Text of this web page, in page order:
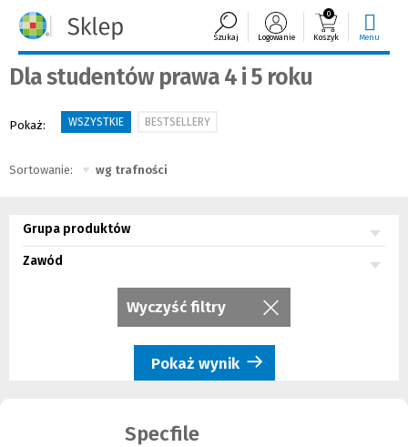
Szukaj Logowanie
0
Koszyk Menu
Dla studentów prawa 4 i 5 roku
Sortowanie:
Pokaż: WSZYSTKIE BESTSELLERY
Grupa produktów
Zawód
Wyczyść filtry
Pokaż wynik
Specfile